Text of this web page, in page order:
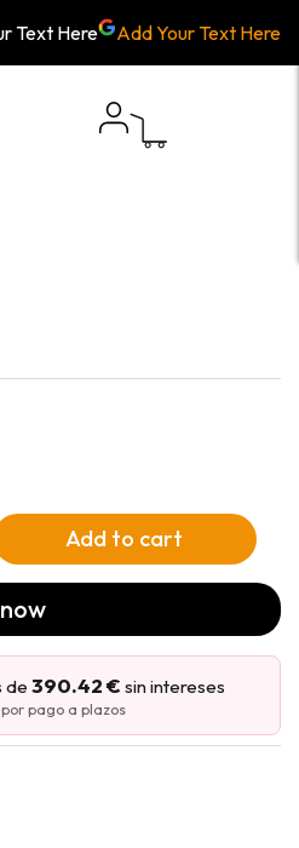
Text Here Add Your Text Here
Add to cart
de 390.42 € sin intereses
por pago a plazos